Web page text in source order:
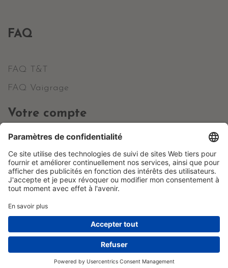
FAQ
FAQ T&T
FAQ Vaigrage
Votre compte
Informations personnelles
Commandes
Avoirs
Adresses